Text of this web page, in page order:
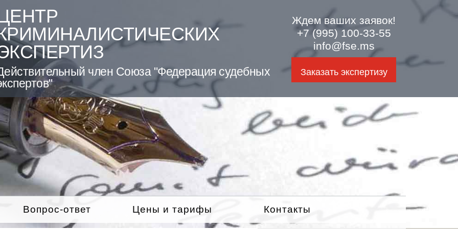
член Союза "Федерация судебных
Ждем ваших заявок!
+7 (995) 100-33-55
info@fse.ms
Заказать экспертизу
Вопрос-ответ Цены и тарифы Контакты